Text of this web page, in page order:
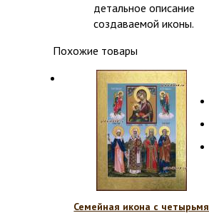
детальное описание
создаваемой иконы.
Похожие товары
Семейная икона с четырьмя